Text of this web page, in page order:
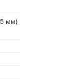
мм)